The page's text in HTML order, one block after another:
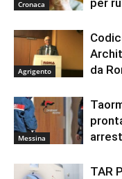
Cronaca
Agrigento
da
Messina
TAR